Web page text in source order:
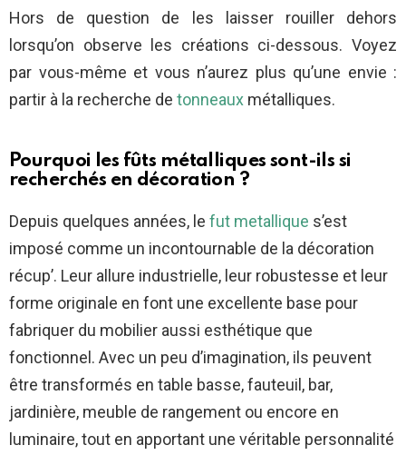
Hors de question de les laisser rouiller dehors
lorsqu’on observe les créations ci-dessous. Voyez
par vous-même et vous n’aurez plus qu’une envie :
partir à la recherche de tonneaux métalliques.
Pourquoi les fûts métalliques sont-ils si
recherchés en décoration ?
Depuis quelques années, le fut metallique s’est
imposé comme un incontournable de la décoration
récup’. Leur allure industrielle, leur robustesse et leur
forme originale en font une excellente base pour
fabriquer du mobilier aussi esthétique que
fonctionnel. Avec un peu d’imagination, ils peuvent
être transformés en table basse, fauteuil, bar,
jardinière, meuble de rangement ou encore en
luminaire, tout en apportant une véritable personnalité